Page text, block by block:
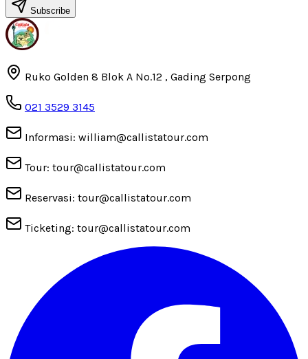
Subscribe
Ruko Golden 8 Blok A No.12 , Gading Serpong
021 3529 3145
Informasi: william@callistatour.com
Tour: tour@callistatour.com
Reservasi: tour@callistatour.com
Ticketing: tour@callistatour.com